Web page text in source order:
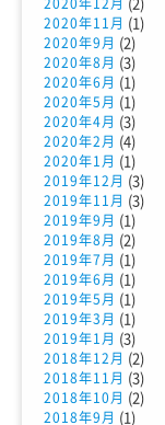
2020年11月 (1)
2020年9月 (2)
2020年8月 (3)
2020年6月 (1)
2020年5月 (1)
2020年4月 (3)
2020年2月 (4)
2020年1月 (1)
2019年12月 (3)
2019年11月 (3)
2019年9月 (1)
2019年8月 (2)
2019年7月 (1)
2019年6月 (1)
2019年5月 (1)
2019年3月 (1)
2019年1月 (3)
2018年12月 (2)
2018年11月 (3)
2018年10月 (2)
2018年9月 (1)